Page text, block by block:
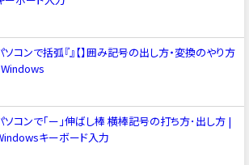
ソコンで括弧『』【】囲み記号の出し方・変換のやり方
ソコンで「ー」伸ばし棒 横棒記号の打ち方･出し方 |
キーボード入力